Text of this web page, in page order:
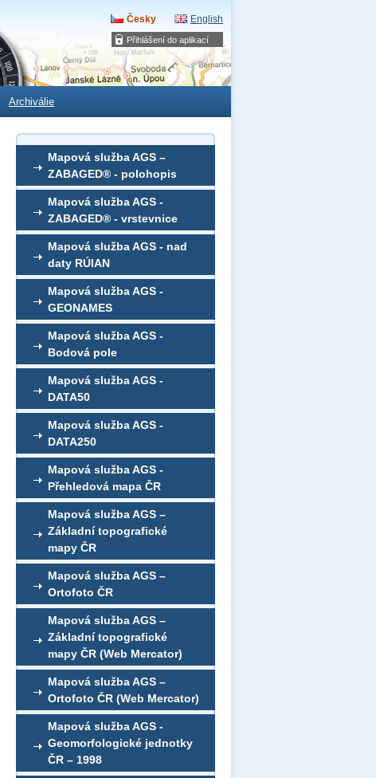
Přihlášení do aplikací
Česky English
Archiválie
Mapová služba AGS –
ZABAGED® - polohopis
Mapová služba AGS -
ZABAGED® - vrstevnice
Mapová služba AGS - nad
daty RÚIAN
Mapová služba AGS -
GEONAMES
Mapová služba AGS -
Bodová pole
Mapová služba AGS -
DATA50
Mapová služba AGS -
DATA250
Mapová služba AGS -
Přehledová mapa ČR
Mapová služba AGS –
Základní topografické
mapy ČR
Mapová služba AGS –
Ortofoto ČR
Mapová služba AGS –
Základní topografické
mapy ČR (Web Mercator)
Mapová služba AGS –
Ortofoto ČR (Web Mercator)
Mapová služba AGS -
Geomorfologické jednotky
ČR – 1998